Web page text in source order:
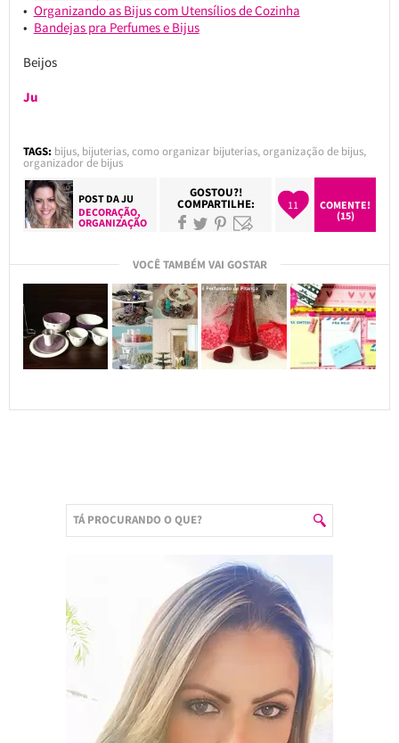
Organizando as Bijus com Utensílios de Cozinha
Bandejas pra Perfumes e Bijus
Beijos
Ju
TAGS: bijus, bijuterias,como organizar bijuterias,organização de bijus,
organizador de bijus
POST DAJU
DECORAÇÃO,
ORGANIZAÇÃO
GOSTOU?!
COMPARTILHE: 11
COMENTE!
(15)
VOCÊ TAMBÉM VAI GOSTAR